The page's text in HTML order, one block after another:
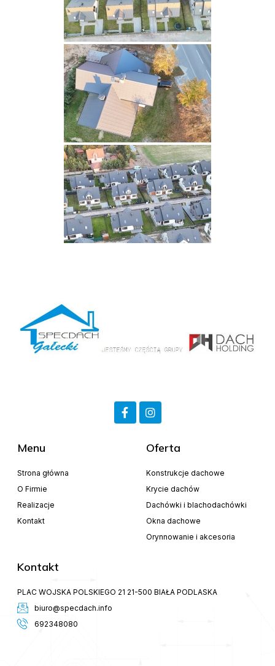
Menu
Strona główna
O Firmie
Realizacje
Kontakt
Oferta
Konstrukcje dachowe
Krycie dachów
Dachówki i blachodachówki
Okna dachowe
Orynnowanie i akcesoria
Kontakt
PLAC WOJSKA POLSKIEGO 21 21-500 BIAŁA PODLASKA
biuro@specdach.info
692348080